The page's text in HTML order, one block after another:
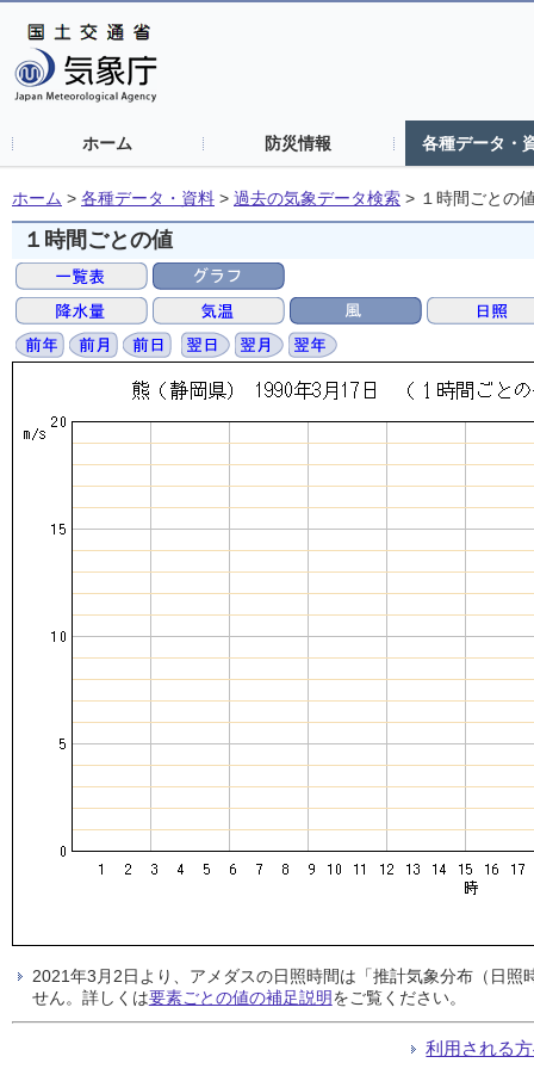
ホーム 防災情報 各種データ・
ホーム > 各種データ・資料 > 過去の気象データ検索 > １時間ごとの
１時間ごとの値
2021年3月2日より、アメダスの日照時間は「推計気象分布（日
せん。詳しくは要素ごとの値の補足説明をご覧ください。
利用される